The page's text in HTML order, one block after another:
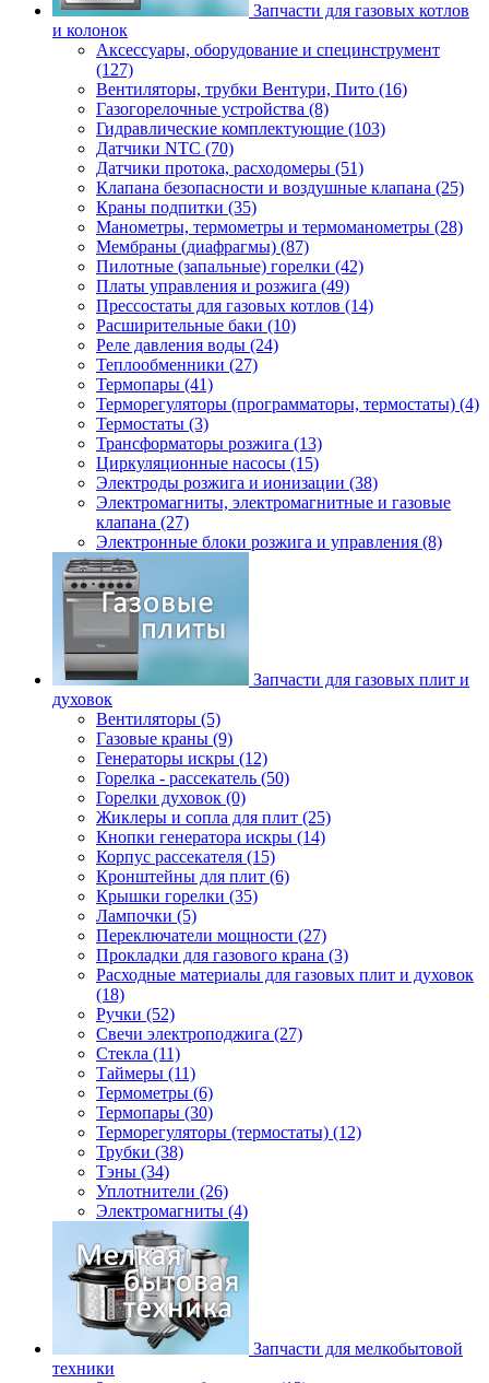
Запчасти для газовых котлов
и колонок
Аксессуары, оборудование и специнструмент
(127)
Вентиляторы, трубки Вентури, Пито (16)
Газогорелочные устройства (8)
Гидравлические комплектующие (103)
Датчики NTC (70)
Датчики протока, расходомеры (51)
Клапана безопасности и воздушные клапана (25)
Краны подпитки (35)
Манометры, термометры и термоманометры (28)
Мембраны (диафрагмы) (87)
Пилотные (запальные) горелки (42)
Платы управления и розжига (49)
Прессостаты для газовых котлов (14)
Расширительные баки (10)
Реле давления воды (24)
Теплообменники (27)
Термопары (41)
Терморегуляторы (программаторы, термостаты) (4)
Термостаты (3)
Трансформаторы розжига (13)
Циркуляционные насосы (15)
Электроды розжига и ионизации (38)
Электромагниты, электромагнитные и газовые
клапана (27)
Электронные блоки розжига и управления (8)
Запчасти для газовых плит и
духовок
Вентиляторы (5)
Газовые краны (9)
Генераторы искры (12)
Горелка - рассекатель (50)
Горелки духовок (0)
Жиклеры и сопла для плит (25)
Кнопки генератора искры (14)
Корпус рассекателя (15)
Кронштейны для плит (6)
Крышки горелки (35)
Лампочки (5)
Переключатели мощности (27)
Прокладки для газового крана (3)
Расходные материалы для газовых плит и духовок
(18)
Ручки (52)
Свечи электроподжига (27)
Стекла (11)
Таймеры (11)
Термометры (6)
Термопары (30)
Терморегуляторы (термостаты) (12)
Трубки (38)
Тэны (34)
Уплотнители (26)
Электромагниты (4)
Запчасти для мелкобытовой
техники